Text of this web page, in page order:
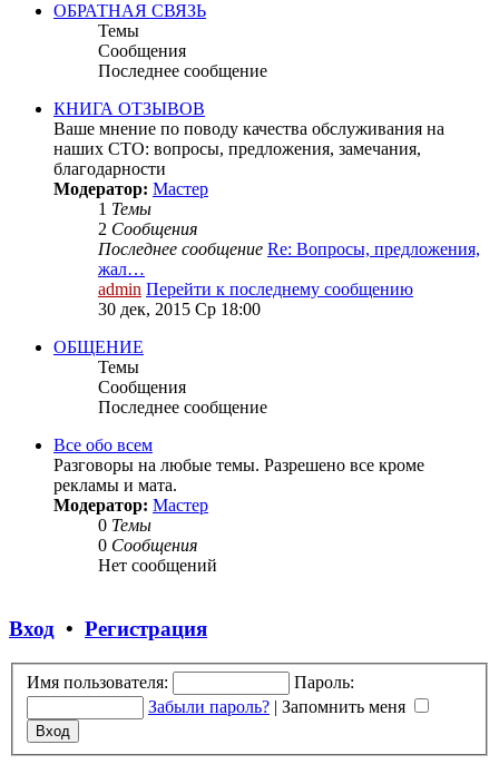
ОБРАТНАЯ СВЯЗЬ
Темы
Сообщения
Последнее сообщение
КНИГА ОТЗЫВОВ
Ваше мнение по поводу качества обслуживания на
наших СТО: вопросы, предложения, замечания,
благодарности
Модератор: Мастер
1 Темы
2 Сообщения
Последнее сообщение Re: Вопросы, предложения,
жал…
admin Перейти к последнему сообщению
30 дек, 2015 Ср 18:00
ОБЩЕНИЕ
Темы
Сообщения
Последнее сообщение
Все обо всем
Разговоры на любые темы. Разрешено все кроме
рекламы и мата.
Модератор: Мастер
0 Темы
0 Сообщения
Нет сообщений
Вход • Регистрация
Имя пользователя:
Пароль:
Забыли пароль? | Запомнить меня